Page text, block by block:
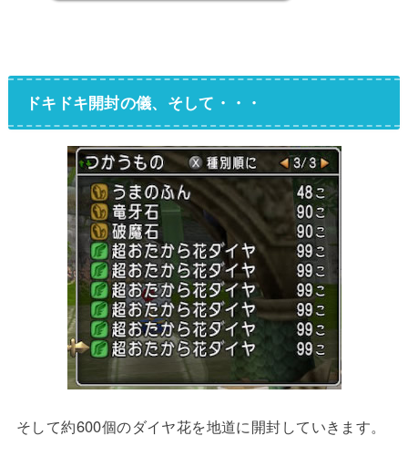
ドキドキ開封の儀、そして・・・
そして約600個のダイヤ花を地道に開封していきます。